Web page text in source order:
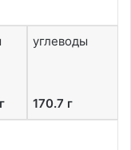
углеводы
170.7 г